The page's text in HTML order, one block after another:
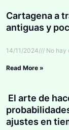
Cartagena a
antiguas y
14/11/2024 No hay
Read More »
El arte de
ajustes en